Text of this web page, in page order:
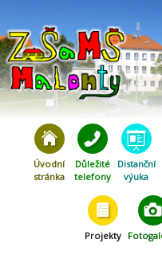
Úvodní
stránka
Důležité
telefony
Distanční
výuka
Projekty